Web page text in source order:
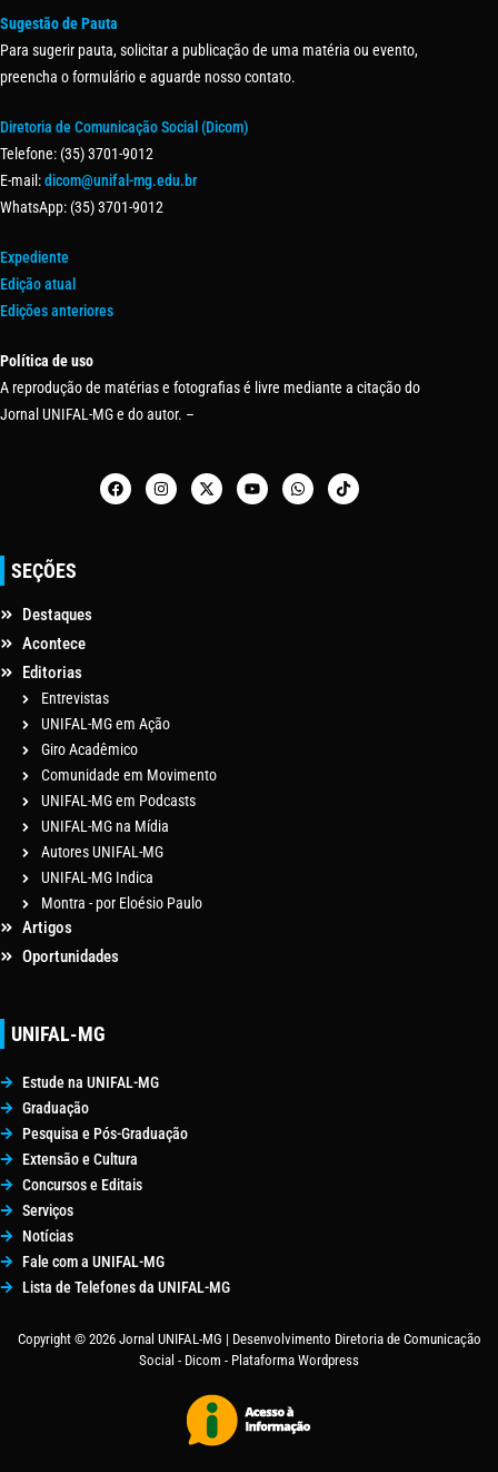
Sugestão de Pauta
Para sugerir pauta, solicitar a publicação de uma matéria ou evento,
preencha o formulário e aguarde nosso contato.
Diretoria de Comunicação Social (Dicom)
Telefone: (35) 3701-9012
E-mail:dicom@unifal-mg.edu.br
WhatsApp: (35) 3701-9012
Expediente
Edição atual
Edições anteriores
Política de uso
A reprodução de matérias e fotografias é livre mediante a citação do
Jornal UNIFAL-MG e do autor. –
SEÇÕES
Destaques
Acontece
Editorias
Entrevistas
UNIFAL-MG em Ação
Giro Acadêmico
Comunidade em Movimento
UNIFAL-MG em Podcasts
UNIFAL-MG na Mídia
Autores UNIFAL-MG
UNIFAL-MG Indica
Montra - por Eloésio Paulo
Artigos
Oportunidades
UNIFAL-MG
Estude na UNIFAL-MG
Graduação
Pesquisa e Pós-Graduação
Extensão e Cultura
Concursos e Editais
Serviços
Notícias
Fale com a UNIFAL-MG
Lista de Telefones da UNIFAL-MG
Copyright © 2026 Jornal UNIFAL-MG | Desenvolvimento Diretoria de Comunicação
Social - Dicom - Plataforma Wordpress